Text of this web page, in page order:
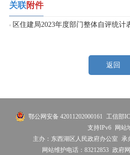
关联附件
区住建局2023年度部门整体自评统计
返回
鄂公网安备 42011202000161
工信部
支持IPv6 网站
主办：东西湖区人民政府办公室
承
网站维护电话：83212853 政府